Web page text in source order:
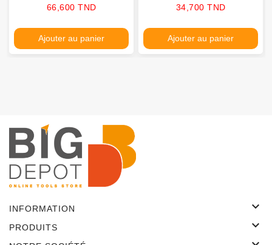
Prix
66,600 TND
Ajouter au panier
Prix
34,700 TND
Ajouter au panier
INFORMATION 
PRODUITS 